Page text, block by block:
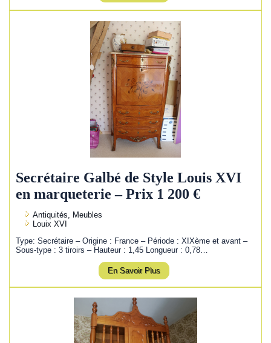
Secrétaire Galbé de Style Louis XVI
en marqueterie – Prix 1 200 €
Antiquités, Meubles
Louix XVI
Type: Secrétaire – Origine : France – Période : XIXème et avant –
Sous-type : 3 tiroirs – Hauteur : 1,45 Longueur : 0,78…
En Savoir Plus